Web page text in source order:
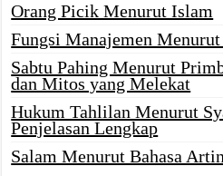
Orang Picik Menurut Islam
Fungsi Manajemen
Sabtu Pahing Menurut
dan Mitos yang Melekat
Hukum Tahlilan Menurut
Penjelasan Lengkap
Salam Menurut Bahasa